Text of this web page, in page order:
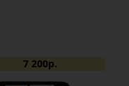
7 200р.